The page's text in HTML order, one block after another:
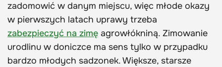
zadomowić w danym miejscu, więc młode okazy
w pierwszych latach uprawy trzeba
zabezpieczyć na zimę agrowłókniną. Zimowanie
urodlinu w doniczce ma sens tylko w przypadku
bardzo młodych sadzonek. Większe, starsze